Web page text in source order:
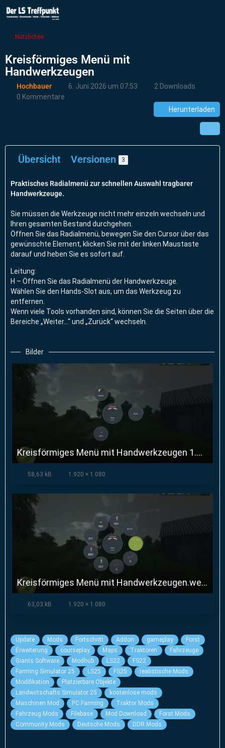
Nützliches
Kreisförmiges Menü mit
Handwerkzeugen
Hochbauer 6. Juni 2026 um 07:53
2 Downloads
0 Kommentare
Herunterladen
Übersicht Versionen 3
Praktisches Radialmenü zur schnellen Auswahl tragbarer
Handwerkzeuge.
Sie müssen die Werkzeuge nicht mehr einzeln wechseln und
Ihren gesamten Bestand durchgehen.
Öffnen Sie das Radialmenü, bewegen Sie den Cursor über das
gewünschte Element, klicken Sie mit der linken Maustaste
darauf und heben Sie es sofort auf.
Leitung:
H – Öffnen Sie das Radialmenü der Handwerkzeuge.
Wählen Sie den Hands-Slot aus, um das Werkzeug zu
entfernen.
Wenn viele Tools vorhanden sind, können Sie die Seiten über die
Bereiche „Weiter...“ und „Zurück“ wechseln.
Bilder
Kreisförmiges Menü mit Handwerkzeugen 1.webp
58,63 kB 1.920 × 1.080
Kreisförmiges Menü mit Handwerkzeugen.webp
63,03 kB 1.920 × 1.080
Update Mods Fortschritt Addon gameplay
Forst
Erweiterung
courseplay Maps Traktoren
Fahrzeuge
Giants Software
Modhub LS22
FS22
Farming Simulator 25
LS25 FS25
realistische Mods
Modifikation
Platzierbare Objekte
Landwirtschafts Simulator 25
kostenlose mods
Maschinen Mod
PC Farming
Traktor Mods
Fahrzeug Mods
Filebase Mod Download
Forst Mods
Community Mods
Deutsche Mods DDR Mods